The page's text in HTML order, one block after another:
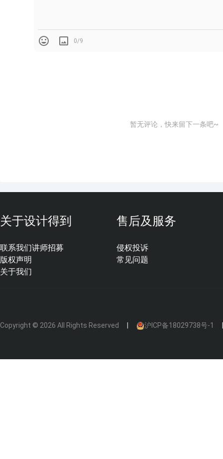
0/9
暂无评论，快来留下一条吧~
关于设计得到
联系我们
版权声明
关于我们
讲师招募
售后及服务
侵权投诉
常见问题
Copyright © 2026 All Rights Reserved 沪ICP备18029738号-1